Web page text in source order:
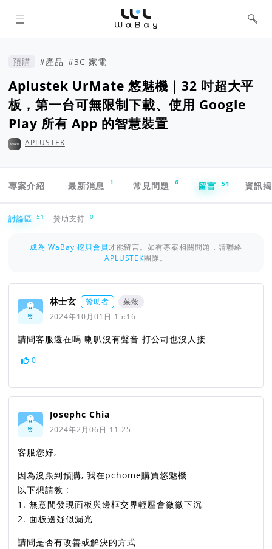
WaBay 挖貝 | 台灣最值得信賴的群眾
集資 / 群眾募資平台
預購 #產品 #3C 家電
Aplustek UrMate 悠魅機｜32 吋超大平
板，第一台可無限制下載、使用 Google
Play 所有 App 的智慧裝置
APLUSTEK
專案介紹
最新消息 1 常見問題 6 留言 51 資訊
討論區 51 贊助支持 0
成為 WaBay 挖貝會員才能留言。如有專案相關問題，請聯絡
APLUSTEK團隊。
林士玄 贊助者
菜殼
2024年10月01日 15:16
請問客服還在嗎 喇叭沒有聲音 打公司也沒人接
0
Josephc Chia
2024年2月06日 11:25
客服您好,
因為沒跟到預購, 我在pchome購買悠魅機
以下想請教 :
1. 無意間發現面板與邊框交界輕壓會微微下沉
2. 面板邊疑似漏光
請問是否有改善或解決的方式